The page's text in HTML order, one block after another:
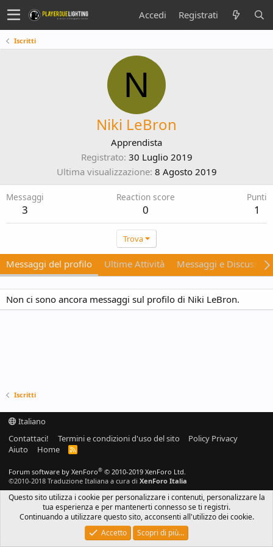
Accedi Registrati
Iscritti
N
Niki LeBron
Apprendista
Registrato 30 Luglio 2019
Ultima visualizzazione 8 Agosto 2019
Messaggi
3
Reaction score
0
Punti
1
Trova
Messaggi del profilo Ultime Attività Messaggi e
Non ci sono ancora messaggi sul profilo di Niki LeBron.
Iscritti
Italiano
Contattaci!
Termini e condizioni d'uso del sito
Policy Privacy
Aiuto
Home
R
Forum software by XenForo® © 2010-2019 XenForo Ltd.
©2010-2018 Traduzione Italiana a cura di XenForo Italia
Questo sito utilizza i cookie per personalizzare i contenuti, personalizzare la
tua esperienza e per mantenerti connesso se ti registri.
Continuando a utilizzare questo sito, acconsenti all'utilizzo dei cookie.
Accetto
Scopri di più…